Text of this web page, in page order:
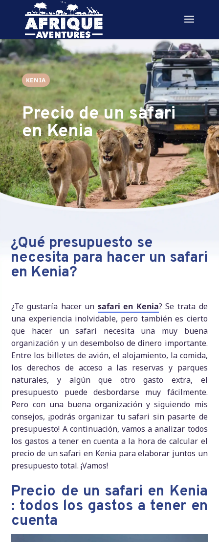
KENIA
Precio de un safari
en Kenia
¿Qué presupuesto se
necesita para hacer un safari
en Kenia?
¿Te gustaría hacer un safari en Kenia? Se trata de
una experiencia inolvidable, pero también es cierto
que hacer un safari necesita una muy buena
organización y un desembolso de dinero importante.
Entre los billetes de avión, el alojamiento, la comida,
los derechos de acceso a las reservas y parques
naturales, y algún que otro gasto extra, el
presupuesto puede desbordarse muy fácilmente.
Pero con una buena organización y siguiendo mis
consejos, ¡podrás organizar tu safari sin pasarte de
presupuesto! A continuación, vamos a analizar todos
los gastos a tener en cuenta a la hora de calcular el
precio de un safari en Kenia para elaborar juntos un
presupuesto total. ¡Vamos!
Precio de un safari en Kenia
: todos los gastos a tener en
cuenta